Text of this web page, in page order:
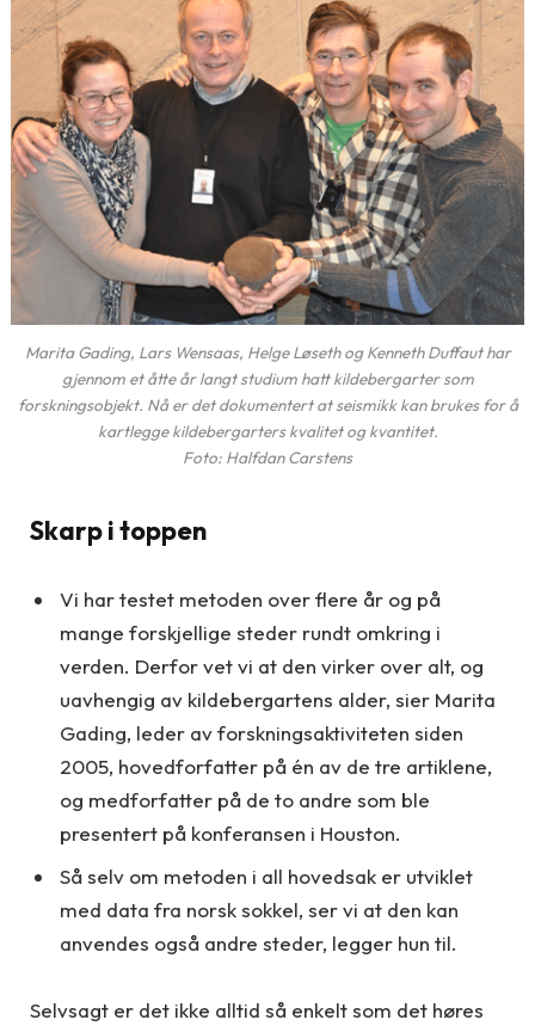
Marita Gading, Lars Wensaas, Helge Løseth og Kenneth Duffaut har
gjennom et åtte år langt studium hatt kildebergarter som
forskningsobjekt. Nå er det dokumentert at seismikk kan brukes for å
kartlegge kildebergarters kvalitet og kvantitet.
Foto: Halfdan Carstens
Skarp i toppen
Vi har testet metoden over flere år og på
mange forskjellige steder rundt omkring i
verden. Derfor vet vi at den virker over alt, og
uavhengig av kildebergartens alder, sier Marita
Gading, leder av forskningsaktiviteten siden
2005, hovedforfatter på én av de tre artiklene,
og medforfatter på de to andre som ble
presentert på konferansen i Houston.
Så selv om metoden i all hovedsak er utviklet
med data fra norsk sokkel, ser vi at den kan
anvendes også andre steder, legger hun til.
Selvsagt er det ikke alltid så enkelt som det høres